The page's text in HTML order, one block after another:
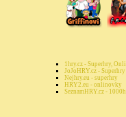
1hry.cz - Superhry,
JoJoHRY.cz -
Nejhry.eu - superhry
HRY2.eu - onlinovky
SeznamHRY.cz -